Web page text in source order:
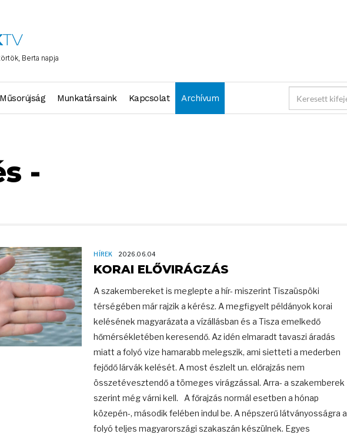
Berta napja
Műsorújság Munkatársaink Kapcsolat Archívum
-
HÍREK 2026.06.04
KORAI ELŐVIRÁGZÁS
A szakembereket is meglepte a hír- miszerint Tiszaüspöki
térségében már rajzik a kérész. A megfigyelt példányok korai
kelésének magyarázata a vízállásban és a Tisza emelkedő
hőmérsékletében keresendő. Az idén elmaradt tavaszi áradás
miatt a folyó vize hamarabb melegszik, ami sietteti a mederben
fejődő lárvák kelését. A most észlelt un. előrajzás nem
összetévesztendő a tömeges virágzással. Arra- a szakemberek
szerint még várni kell. A főrajzás normál esetben a hónap
közepén-, második felében indul be. A népszerű látványosságra a
folyó teljes magyarországi szakaszán készülnek. Egyes